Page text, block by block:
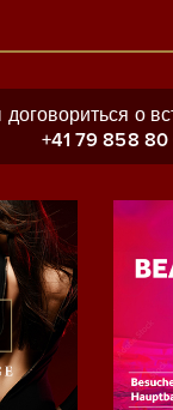
о
+41 79 858 80